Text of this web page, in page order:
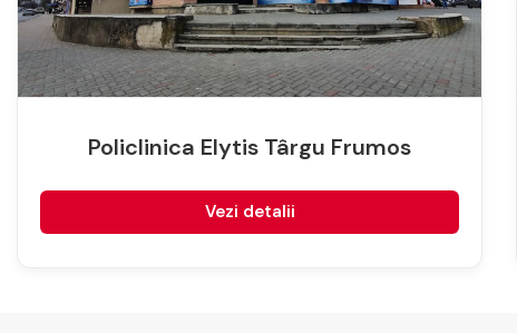
Policlinica Elytis Târgu Frumos
Vezi detalii